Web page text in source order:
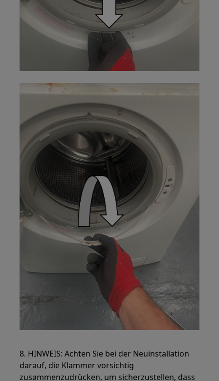
8. HINWEIS: Achten Sie bei der Neuinstallation
darauf, die Klammer vorsichtig
zusammenzudrücken, um sicherzustellen, dass